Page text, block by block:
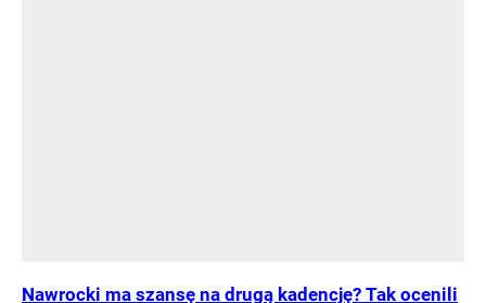
Nawrocki ma szansę na drugą kadencję? Tak ocenili